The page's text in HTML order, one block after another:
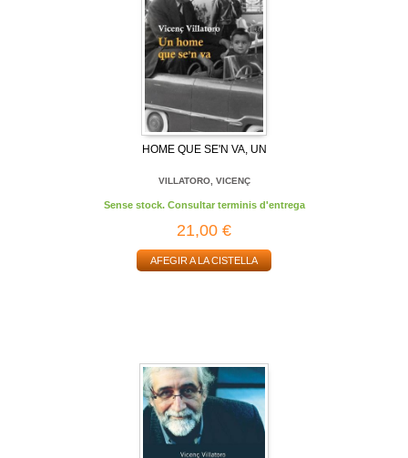
HOME QUE SE'N VA, UN
VILLATORO, VICENÇ
Sense stock. Consultar terminis d'entrega
21,00 €
AFEGIR A LA CISTELLA